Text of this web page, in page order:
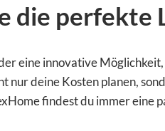
die perfekte
eine innovative
nur deine Kosten planen,
findest du immer eine